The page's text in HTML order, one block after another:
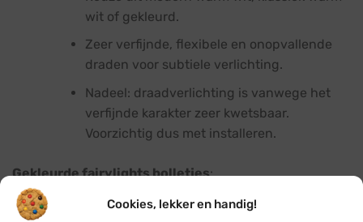
Cookies, lekker en handig!
wit of gekleurd.
Zeer verfijnde, flexibele en onopvallende
draden voor subtiele verlichting.
Nadeel: draadverlichting is vanwege het
verfijnde karakter zeer kwetsbaar.
Voorzichtig dus met installeren.
Gekleurde fairylights bolletjes:
LED-lampjes in gemengde levendige